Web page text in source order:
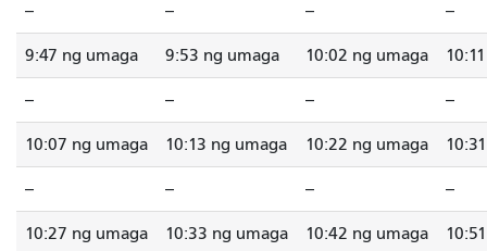
-- -- -- --
9:47 ng umaga 9:53 ng umaga 10:02 ng umaga
-- -- -- --
10:07 ng umaga 10:13 ng umaga 10:22 ng umaga
-- -- -- --
10:27 ng umaga 10:33 ng umaga 10:42 ng umaga